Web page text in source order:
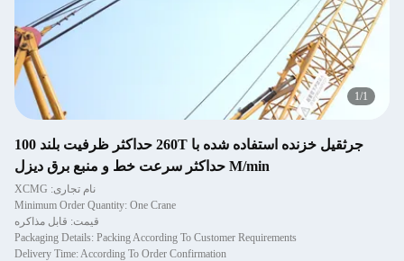
1/1
جرثقیل خزنده استفاده شده با 260T حداکثر ظرفیت بلند 100
M/min حداکثر سرعت خط و منبع برق دیزل
نام تجاری: XCMG
Minimum Order Quantity: One Crane
قیمت: قابل مذاکره
Packaging Details: Packing According To Customer Requirements
Delivery Time: According To Order Confirmation